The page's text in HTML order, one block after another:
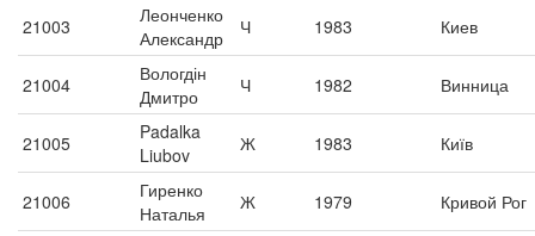
21003
Леонченко
Александр
Ч 1983 Киев
21004
Вологдін
Дмитро
Ч 1982 Винница
21005
Padalka
Liubov
Ж 1983 Київ
21006
Гиренко
Наталья
Ж 1979 Кривой Рог